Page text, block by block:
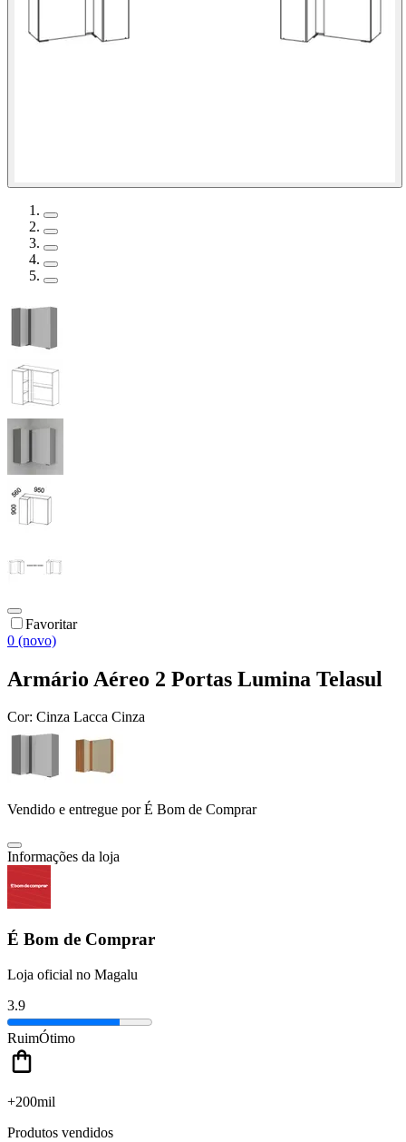
Favoritar
0 (novo)
Armário Aéreo 2 Portas Lumina Telasul
Cor: Cinza Lacca Cinza
Vendido e entregue por É Bom de Comprar
Informações da loja
É Bom de Comprar
Loja oficial no Magalu
3.9
RuimÓtimo
+200mil
Produtos vendidos